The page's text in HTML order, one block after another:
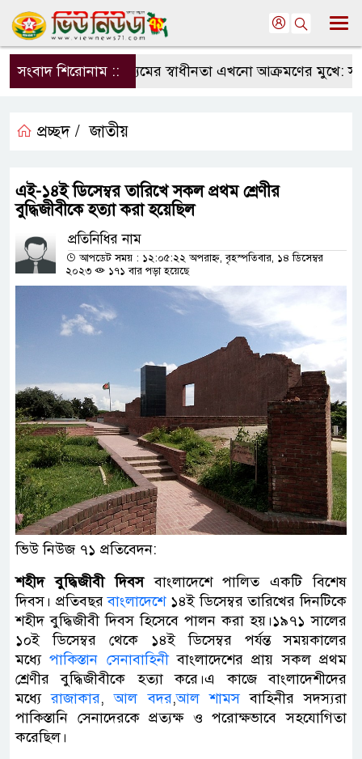
সংবাদ শিরোনাম ::
সংবাদমাধ্যমের স্বাধীনতা এখনো আক্রমণের মুখে: সম্পাদক
প্রচ্ছদ / জাতীয়
এই-১৪ই ডিসেম্বর তারিখে সকল প্রথম শ্রেণীর
বুদ্ধিজীবীকে হত্যা করা হয়েছিল
প্রতিনিধির নাম
আপডেট সময় : ১২:০৫:২২ অপরাহ্ন, বৃহস্পতিবার, ১৪ ডিসেম্বর
২০২৩
১৭১ বার পড়া হয়েছে
ভিউ নিউজ ৭১ প্রতিবেদন:
শহীদ বুদ্ধিজীবী দিবসবাংলাদেশে পালিত একটি বিশেষ
দিবস। প্রতিবছরবাংলাদেশে১৪ই ডিসেম্বর তারিখের দিনটিকে
শহীদ বুদ্ধিজীবী দিবস হিসেবে পালন করা হয়।১৯৭১ সালের
১০ই ডিসেম্বর থেকে ১৪ই ডিসেম্বর পর্যন্ত সময়কালের
মধ্যেপাকিস্তান সেনাবাহিনীবাংলাদেশের প্রায় সকল প্রথম
শ্রেণীর বুদ্ধিজীবীকে হত্যা করে।এ কাজে বাংলাদেশীদের
মধ্যেরাজাকার,আল বদর,আল শামসবাহিনীর সদস্যরা
পাকিস্তানি সেনাদেরকে প্রত্যক্ষ ও পরোক্ষভাবে সহযোগিতা
করেছিল।